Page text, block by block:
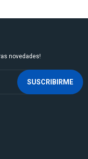
novedades!
SUSCRIBIRME